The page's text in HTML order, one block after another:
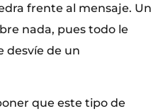
frente al mensaje. Un
nada, pues todo le
desvíe de un
que este tipo de